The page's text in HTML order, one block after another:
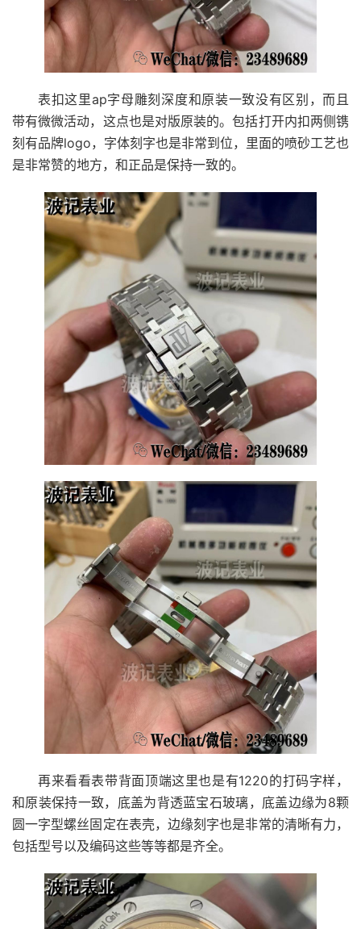
表扣这里ap字母雕刻深度和原装一致没有区别，而且
带有微微活动，这点也是对版原装的。包括打开内扣两侧镌
刻有品牌logo，字体刻字也是非常到位，里面的喷砂工艺也
是非常赞的地方，和正品是保持一致的。
再来看看表带背面顶端这里也是有1220的打码字样，
和原装保持一致，底盖为背透蓝宝石玻璃，底盖边缘为8颗
圆一字型螺丝固定在表壳，边缘刻字也是非常的清晰有力，
包括型号以及编码这些等等都是齐全。